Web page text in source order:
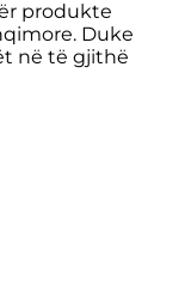
produkte
Duke
në të gjithë